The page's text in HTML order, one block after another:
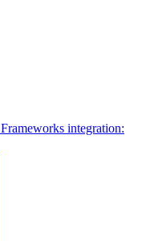
Frameworks integration: